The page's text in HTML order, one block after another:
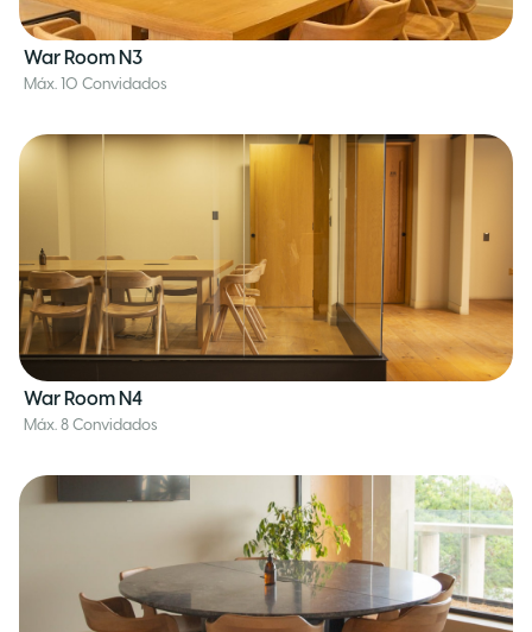
War Room N3
Máx. 10 Convidados
War Room N4
Máx. 8 Convidados